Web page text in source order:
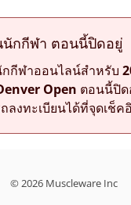
นักกีฬา ตอนนี้ปิดอยู่
กกีฬาออนไลน์สำหรับ
Open ตอนนี้ปิด
ลงทะเบียนได้ที่จุดเช็ค
© 2026 Muscleware Inc